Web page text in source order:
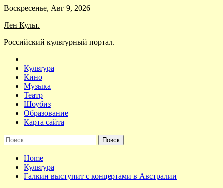
Skip
content
Воскресенье, Авг 9, 2026
Лен Культ.
Российский культурный портал.
Культура
Кино
Музыка
Театр
Шоубиз
Образование
Карта сайта
Найти:
Home
Культура
Галкин выступит с концертами в Австралии